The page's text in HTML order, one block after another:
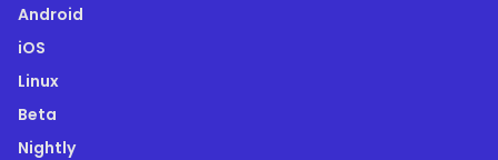
Android
iOS
Linux
Beta
Nightly